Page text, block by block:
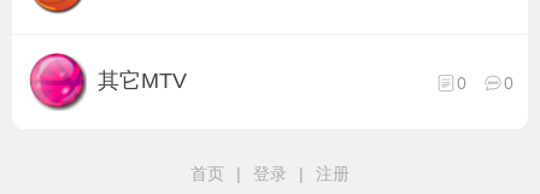
其它MTV 0 0
首页 | 登录 |
注册